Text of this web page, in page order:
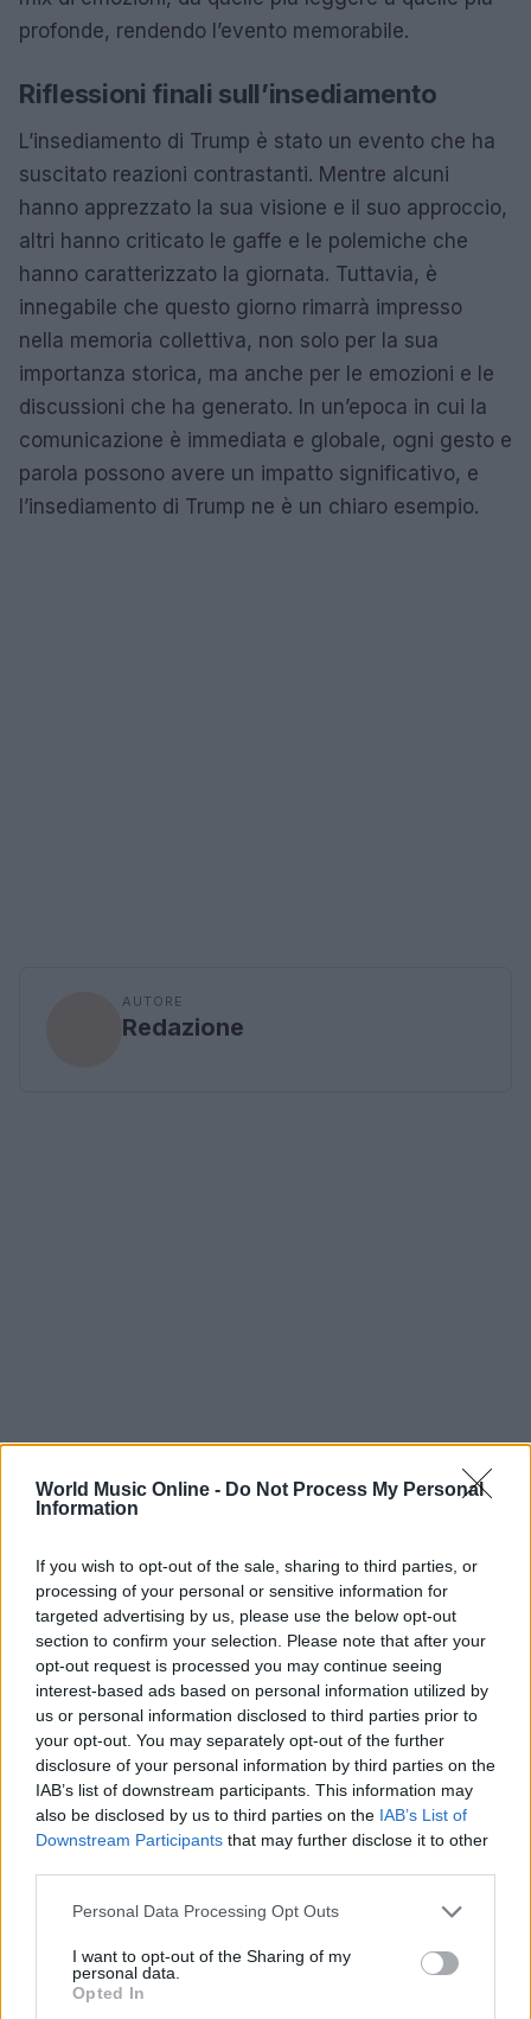
World Music Online - Do Not Process My Personal
Information
If you wish to opt-out of the sale, sharing to third parties, or
processing of your personal or sensitive information for
targeted advertising by us, please use the below opt-out
section to confirm your selection. Please note that after your
opt-out request is processed you may continue seeing
interest-based ads based on personal information utilized by
us or personal information disclosed to third parties prior to
your opt-out. You may separately opt-out of the further
disclosure of your personal information by third parties on the
IAB’s list of downstream participants. This information may
also be disclosed by us to third parties on the IAB’s List of
Downstream Participants that may further disclose it to other
Please note that this website/app uses one or more Google
not limited to your visit or usage behaviour. You may click to
grant or deny consent to Google and its third-party tags to
use your data for below specified purposes in below Google
Personal Data Processing Opt Outs
I want to opt-out of the Sharing of my
personal data.
Opted In
profonde, rendendo l’evento memorabile.
Riflessioni finali sull’insediamento
L’insediamento di Trump è stato un evento che ha
suscitato reazioni contrastanti. Mentre alcuni
hanno apprezzato la sua visione e il suo approccio,
altri hanno criticato le gaffe e le polemiche che
hanno caratterizzato la giornata. Tuttavia, è
innegabile che questo giorno rimarrà impresso
nella memoria collettiva, non solo per la sua
importanza storica, ma anche per le emozioni e le
discussioni che ha generato. In un’epoca in cui la
comunicazione è immediata e globale, ogni gesto e
parola possono avere un impatto significativo, e
l’insediamento di Trump ne è un chiaro esempio.
AUTORE
Redazione
Continua a leggere